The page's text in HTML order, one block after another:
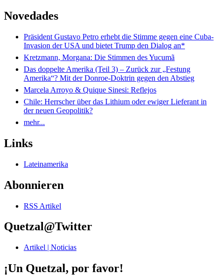
Novedades
Präsident Gustavo Petro erhebt die Stimme gegen eine Cuba-
Invasion der USA und bietet Trump den Dialog an*
Kretzmann, Morgana: Die Stimmen des Yucumã
Das doppelte Amerika (Teil 3) – Zurück zur „Festung
Amerika“? Mit der Donroe-Doktrin gegen den Abstieg
Marcela Arroyo & Quique Sinesi: Reflejos
Chile: Herrscher über das Lithium oder ewiger Lieferant in
der neuen Geopolitik?
mehr...
Links
Lateinamerika
Abonnieren
RSS Artikel
Quetzal@Twitter
Artikel | Noticias
¡Un Quetzal, por favor!